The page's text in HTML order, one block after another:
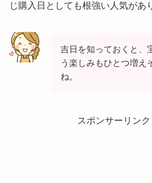
じ購入日としても根強い人気があ
吉日を知っておくと、
う楽しみもひとつ増え
ね。
スポンサーリンク